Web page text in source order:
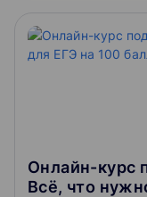
Онлайн-курс
Всё, что